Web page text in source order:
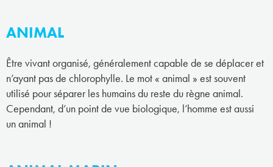
ANIMAL
Être vivant organisé, généralement capable de se déplacer et
n’ayant pas de chlorophylle. Le mot « animal » est souvent
utilisé pour séparer les humains du reste du règne animal.
Cependant, d’un point de vue biologique, l’homme est aussi
un animal !